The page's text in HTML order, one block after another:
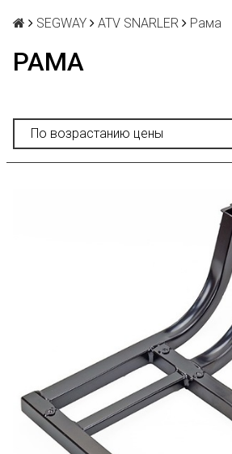
SEGWAY ATV SNARLER Рама
РАМА